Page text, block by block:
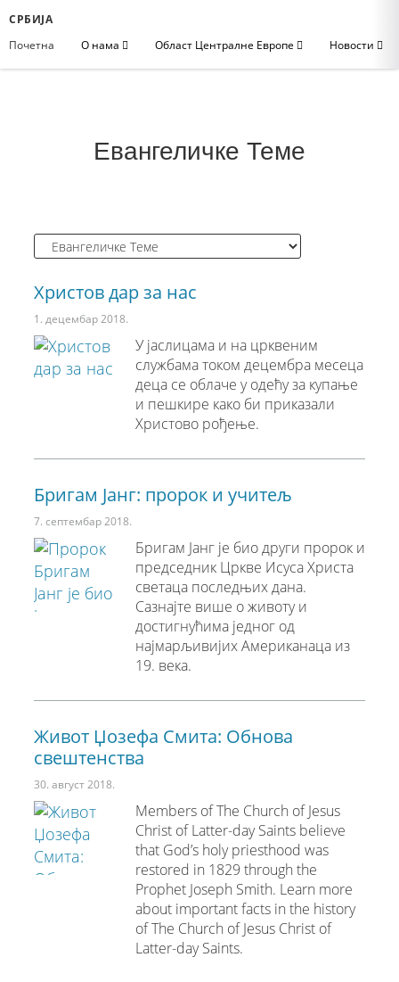
СРБИЈА
Почетна
О нама Област Централне Европе Новости
Евангеличке Теме
Христов дар за нас
1. децембар 2018.
У јаслицама и на црквеним
службама током децембра месеца
деца се облаче у одећу за купање
и пешкире како би приказали
Христово рођење.
Бригам Јанг: пророк и учитељ
7. септембар 2018.
Бригам Јанг је био други пророк и
председник Цркве Исуса Христа
светаца последњих дана.
Сазнајте више о животу и
достигнућима једног од
најмарљивијих Американаца из
19. века.
Живот Џозефа Смита: Обнова
свештенства
30. август 2018.
Members of The Church of Jesus
Christ of Latter-day Saints believe
that God’s holy priesthood was
restored in 1829 through the
Prophet Joseph Smith. Learn more
about important facts in the history
of The Church of Jesus Christ of
Latter-day Saints.